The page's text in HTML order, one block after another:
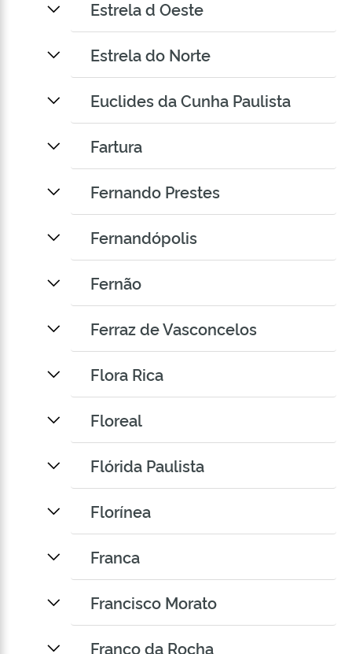
Estrela d Oeste
Estrela do Norte
Euclides da Cunha Paulista
Fartura
Fernando Prestes
Fernandópolis
Fernão
Ferraz de Vasconcelos
Flora Rica
Floreal
Flórida Paulista
Florínea
Franca
Francisco Morato
Franco da Rocha